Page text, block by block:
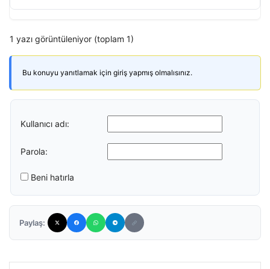
1 yazı görüntüleniyor (toplam 1)
Bu konuyu yanıtlamak için giriş yapmış olmalısınız.
Kullanıcı adı:
Parola:
Beni hatırla
Paylaş: